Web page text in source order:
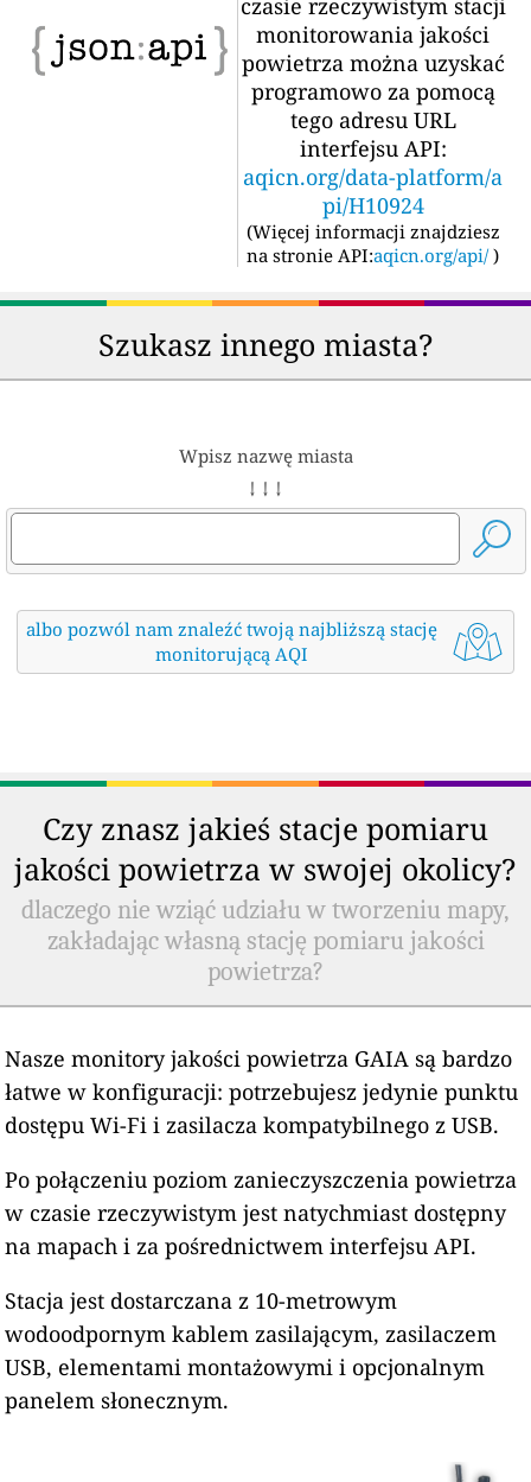
monitorowania jakości
powietrza można uzyskać
programowo za pomocą
tego adresu URL
interfejsu API:
aqicn.org/data-platform/a
pi/H10924
(Więcej informacji znajdziesz
na stronie API:aqicn.org/api/ )
Szukasz innego miasta?
Wpisz nazwę miasta
↓ ↓ ↓
albo pozwól nam znaleźć twoją najbliższą stację
monitorującą AQI
Czy znasz jakieś stacje pomiaru
jakości powietrza w swojej okolicy?
dlaczego nie wziąć udziału w tworzeniu mapy,
zakładając własną stację pomiaru jakości
powietrza?
Nasze monitory jakości powietrza GAIA są bardzo
łatwe w konfiguracji: potrzebujesz jedynie punktu
dostępu Wi-Fi i zasilacza kompatybilnego z USB.
Po połączeniu poziom zanieczyszczenia powietrza
w czasie rzeczywistym jest natychmiast dostępny
na mapach i za pośrednictwem interfejsu API.
Stacja jest dostarczana z 10-metrowym
wodoodpornym kablem zasilającym, zasilaczem
USB, elementami montażowymi i opcjonalnym
panelem słonecznym.